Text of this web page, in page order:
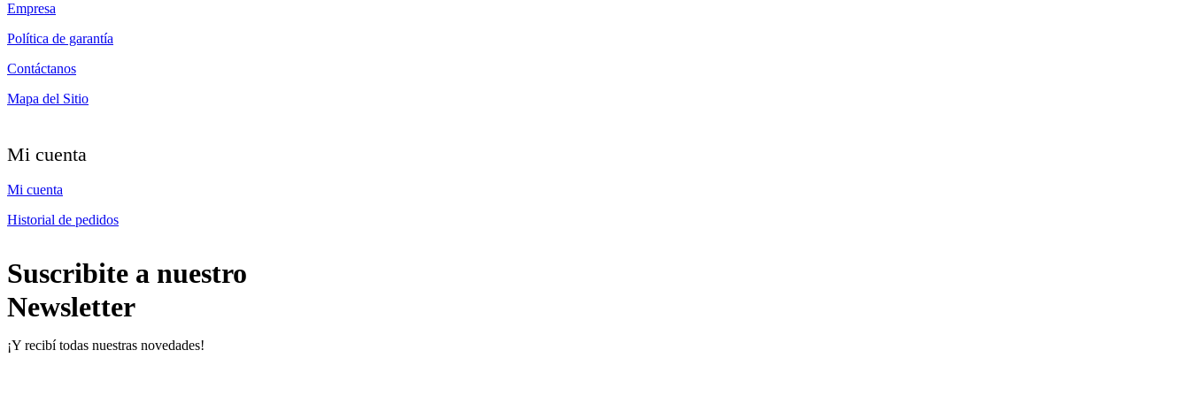
Empresa
Política de garantía
Contáctanos
Mapa del Sitio
Mi cuenta
Mi cuenta
Historial de pedidos
Suscribite a nuestro
Newsletter
¡Y recibí todas nuestras novedades!